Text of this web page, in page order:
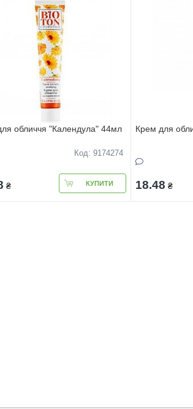
обличчя "Календула" 44мл
Код: 9174274
₴ КУПИТИ
Крем для
18.48 ₴